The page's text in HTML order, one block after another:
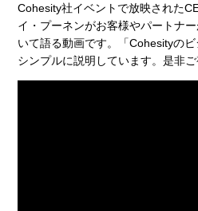
Cohesity社イベントで放映された
イ・プーネンがお客様やパートナ
いて語る動画です。「Cohesityの
シンプルに説明しています。是非ご